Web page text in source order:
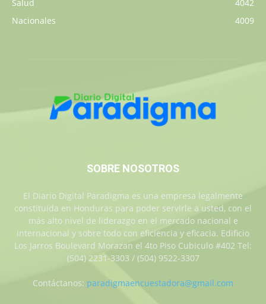
Salud
4042
Nacionales
4009
SOBRE NOSOTROS
El Diario Digital Paradigma es una empresa legalmente
constituida en Honduras para poder servirle a usted, con el
más alto nivel de liderazgo en el mercado nacional e
internacional y sobre todo con eficiencia y eficacia. Edificio
Los Jarros Boulevard Morazan el 4to Piso Cubiculo #402 Tel:
(504) 2231-3303 / (504) 9522-3307
Contáctanos: paradigmaencuestadora@gmail.com